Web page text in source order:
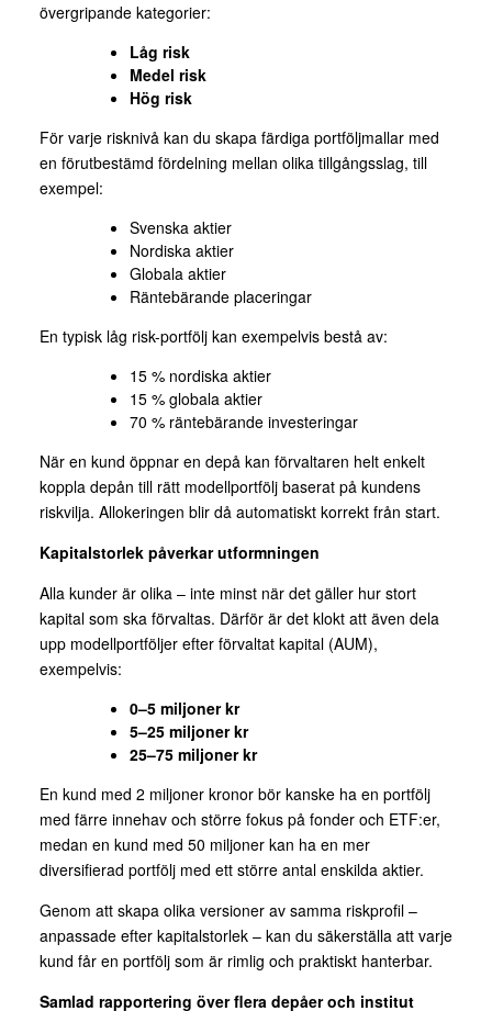
övergripande kategorier:
Låg risk
Medel risk
Hög risk
För varje risknivå kan du skapa färdiga portföljmallar med
en förutbestämd fördelning mellan olika tillgångsslag, till
exempel:
Svenska aktier
Nordiska aktier
Globala aktier
Räntebärande placeringar
En typisk låg risk-portfölj kan exempelvis bestå av:
15 % nordiska aktier
15 % globala aktier
70 % räntebärande investeringar
När en kund öppnar en depå kan förvaltaren helt enkelt
koppla depån till rätt modellportfölj baserat på kundens
riskvilja. Allokeringen blir då automatiskt korrekt från start.
Kapitalstorlek påverkar utformningen
Alla kunder är olika – inte minst när det gäller hur stort
kapital som ska förvaltas. Därför är det klokt att även dela
upp modellportföljer efter förvaltat kapital (AUM),
exempelvis:
0–5 miljoner kr
5–25 miljoner kr
25–75 miljoner kr
En kund med 2 miljoner kronor bör kanske ha en portfölj
med färre innehav och större fokus på fonder och ETF:er,
medan en kund med 50 miljoner kan ha en mer
diversifierad portfölj med ett större antal enskilda aktier.
Genom att skapa olika versioner av samma riskprofil –
anpassade efter kapitalstorlek – kan du säkerställa att varje
kund får en portfölj som är rimlig och praktiskt hanterbar.
Samlad rapportering över flera depåer och institut